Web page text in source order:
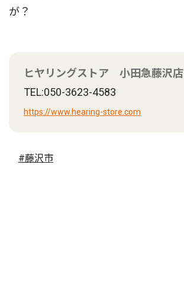
が？
ヒヤリングストア 小田急藤沢店
TEL:050-3623-4583
https://www.hearing-store.com
#藤沢市